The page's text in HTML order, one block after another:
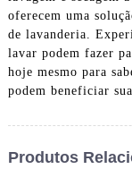
oferecem uma
de lavanderia.
lavar podem fazer
hoje mesmo para
podem beneficiar sua
Produtos